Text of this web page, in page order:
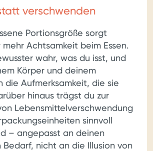
verschwenden
Portionsgröße sorgt
Achtsamkeit beim Essen.
wahr, was du isst, und
Körper und deinem
die Aufmerksamkeit, die sie
hinaus trägst du zur
Lebensmittelverschwendung
sinnvoll
– angepasst an deinen
nicht an die Illusion von